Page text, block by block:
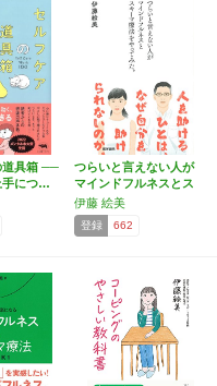
道具箱 ──
手につ…
つらいと言えない人が
マインドフルネスとス
キー…
伊藤 絵美
登録 662